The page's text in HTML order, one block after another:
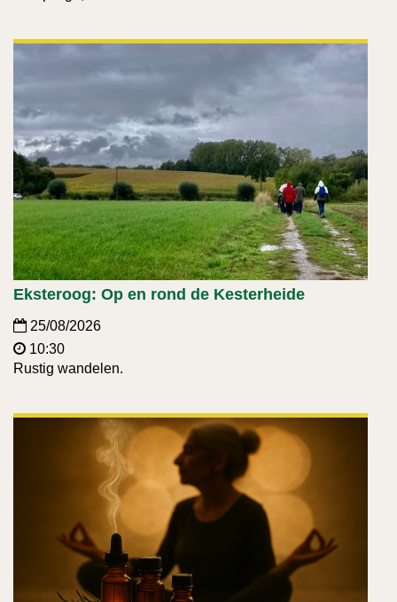
Eksteroog: Op en rond de Kesterheide
25/08/2026
10:30
Rustig wandelen.